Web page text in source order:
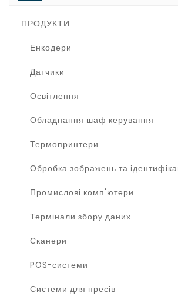
ПРОДУКТИ
Енкодери
Датчики
Освітлення
Обладнання шаф керування
Термопринтери
Обробка зображень та
Промислові комп'ютери
Термінали збору даних
Сканери
POS-системи
Системи для пресів